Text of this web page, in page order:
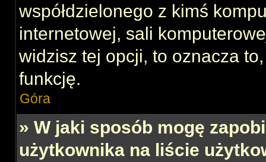
współdzielonego z kimś
internetowej, sali
widzisz tej opcji, to oznacza
funkcję.
Góra
» W jaki sposób mogę
użytkownika na liście